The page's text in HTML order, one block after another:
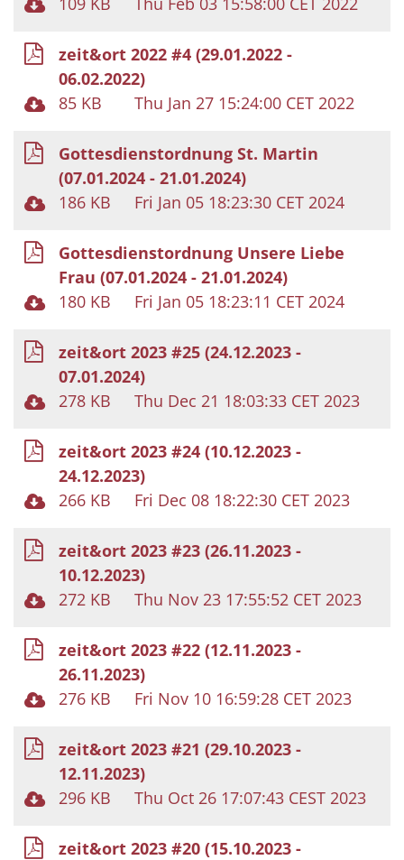
zeit&ort 2022 #4 (29.01.2022 -
06.02.2022)
85 KB
Thu Jan 27 15:24:00 CET 2022
Gottesdienstordnung St. Martin
(07.01.2024 - 21.01.2024)
186 KB
Fri Jan 05 18:23:30 CET 2024
Gottesdienstordnung Unsere Liebe
Frau (07.01.2024 - 21.01.2024)
180 KB
Fri Jan 05 18:23:11 CET 2024
zeit&ort 2023 #25 (24.12.2023 -
07.01.2024)
278 KB
Thu Dec 21 18:03:33 CET 2023
zeit&ort 2023 #24 (10.12.2023 -
24.12.2023)
266 KB
Fri Dec 08 18:22:30 CET 2023
zeit&ort 2023 #23 (26.11.2023 -
10.12.2023)
272 KB
Thu Nov 23 17:55:52 CET 2023
zeit&ort 2023 #22 (12.11.2023 -
26.11.2023)
276 KB
Fri Nov 10 16:59:28 CET 2023
zeit&ort 2023 #21 (29.10.2023 -
12.11.2023)
296 KB
Thu Oct 26 17:07:43 CEST 2023
zeit&ort 2023 #20 (15.10.2023 -